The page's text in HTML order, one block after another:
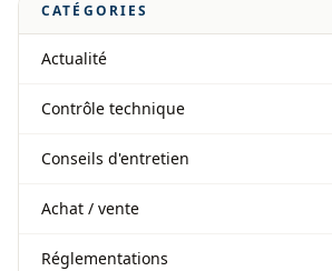
CATÉGORIES
Actualité
Contrôle technique
Conseils d'entretien
Achat / vente
Réglementations